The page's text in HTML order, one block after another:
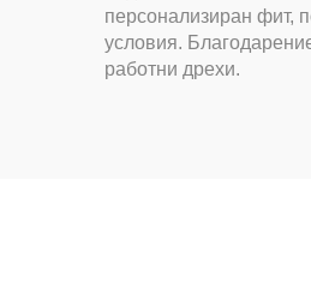
персонализиран фит,
условия.
работни дрехи.